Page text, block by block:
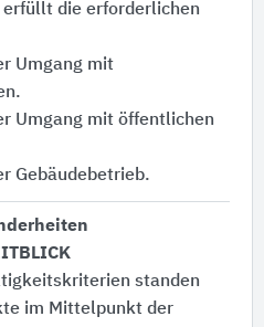
die erforderlichen
Umgang mit
Umgang mit öffentlichen
Gebäudebetrieb.
standen
im Mittelpunkt der